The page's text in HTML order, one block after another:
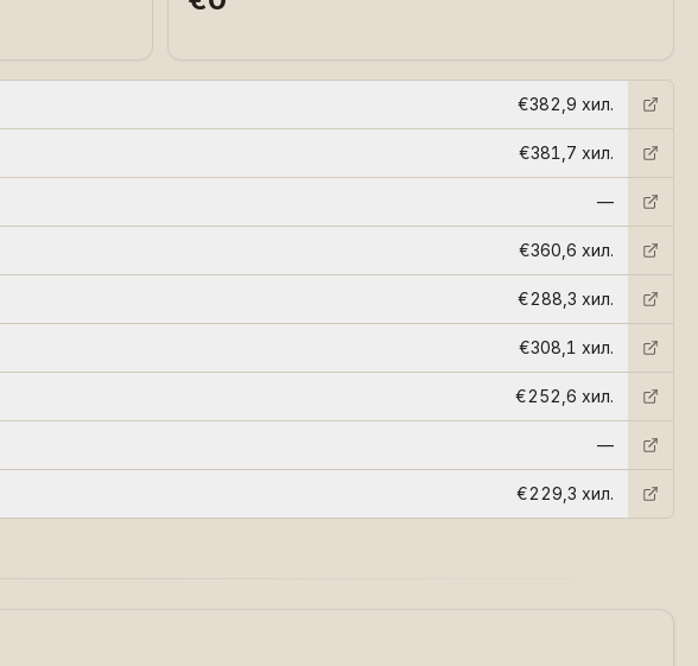
€382,9 хил.
€381,7 хил.
—
€360,6 хил.
€288,3 хил.
€308,1 хил.
€252,6 хил.
—
€229,3 хил.